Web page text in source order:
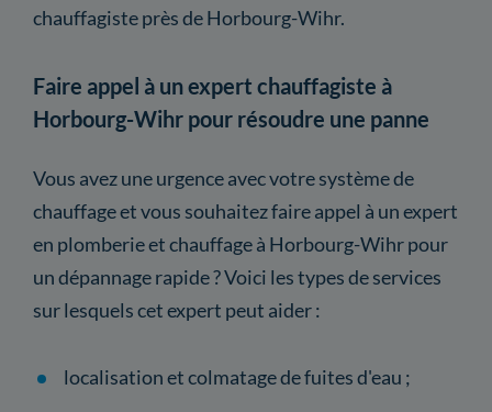
chauffagiste près de Horbourg-Wihr.
Faire appel à un expert chauffagiste à
Horbourg-Wihr pour résoudre une panne
Vous avez une urgence avec votre système de
chauffage et vous souhaitez faire appel à un expert
en plomberie et chauffage à Horbourg-Wihr pour
un dépannage rapide ? Voici les types de services
sur lesquels cet expert peut aider :
localisation et colmatage de fuites d'eau ;